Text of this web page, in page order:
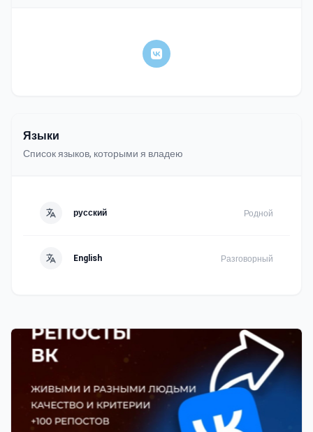
Языки
Список языков, которыми я владею
русский Родной
English Разговорный